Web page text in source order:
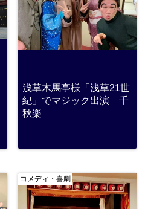
浅草木馬亭様「浅草21世
紀」でマジック出演 千
秋楽
コメディ・喜劇